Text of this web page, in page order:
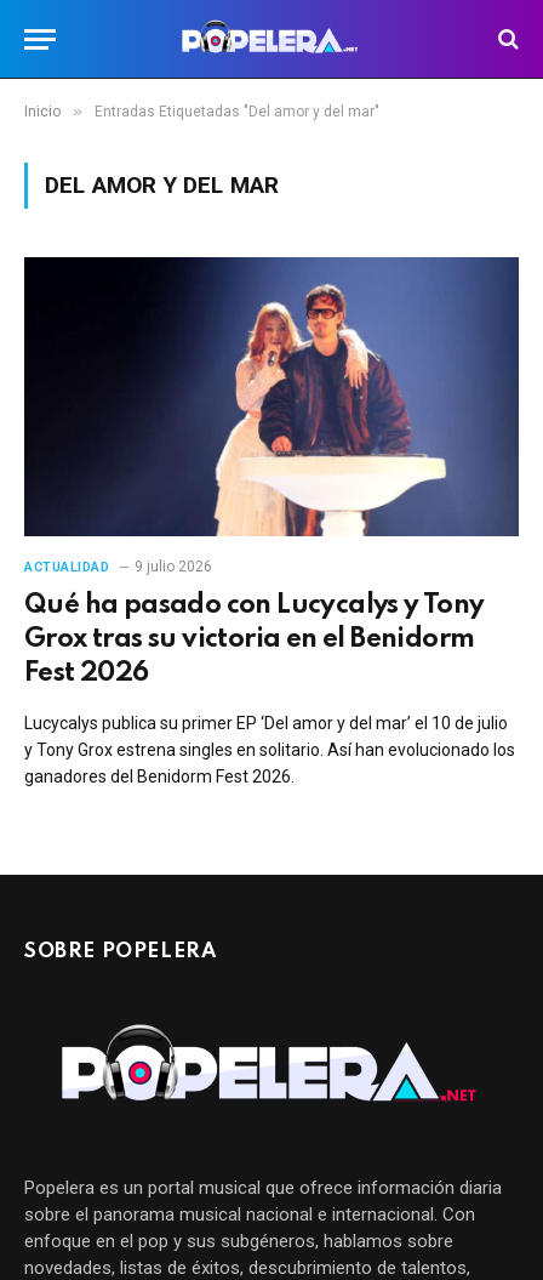
Inicio » Entradas Etiquetadas "Del amor y del mar"
DEL AMOR Y DEL MAR
ACTUALIDAD 9 julio 2026
Qué ha pasado con Lucycalys y Tony
Grox tras su victoria en el Benidorm
Fest 2026
Lucycalys publica su primer EP ‘Del amor y del mar’ el 10 de julio
y Tony Grox estrena singles en solitario. Así han evolucionado los
ganadores del Benidorm Fest 2026.
SOBRE POPELERA
Popelera es un portal musical que ofrece información diaria
sobre el panorama musical nacional e internacional. Con
enfoque en el pop y sus subgéneros, hablamos sobre
novedades, listas de éxitos, descubrimiento de talentos,